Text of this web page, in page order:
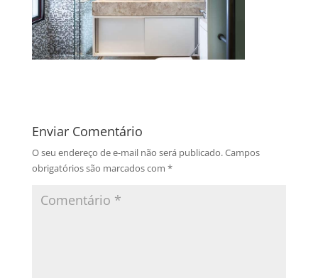
Enviar Comentário
O seu endereço de e-mail não será publicado.Campos
obrigatórios são marcados com *